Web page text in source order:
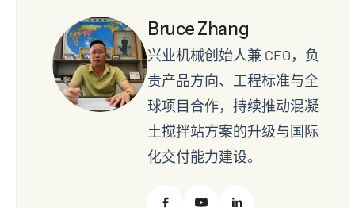
Bruce Zhang
兴业机械创始人兼 CEO，负
责产品方向、工程标准与全
球项目合作，持续推动混凝
土搅拌站方案的升级与国际
化交付能力建设。